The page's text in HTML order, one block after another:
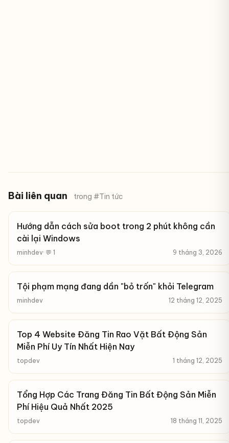
Bài liên quan trong #Tin tức
Hướng dẫn cách sửa boot trong 2 phút không cần
cài lại Windows
minhdev· 💬 1 9 tháng 3, 2026
Tội phạm mạng đang dần "bỏ trốn" khỏi Telegram
minhdev 12 tháng 12, 2025
Top 4 Website Đăng Tin Rao Vặt Bất Động Sản
Miễn Phí Uy Tín Nhất Hiện Nay
topdev 1 tháng 12, 2025
Tổng Hợp Các Trang Đăng Tin Bất Động Sản Miễn
Phí Hiệu Quả Nhất 2025
topdev 18 tháng 11, 2025